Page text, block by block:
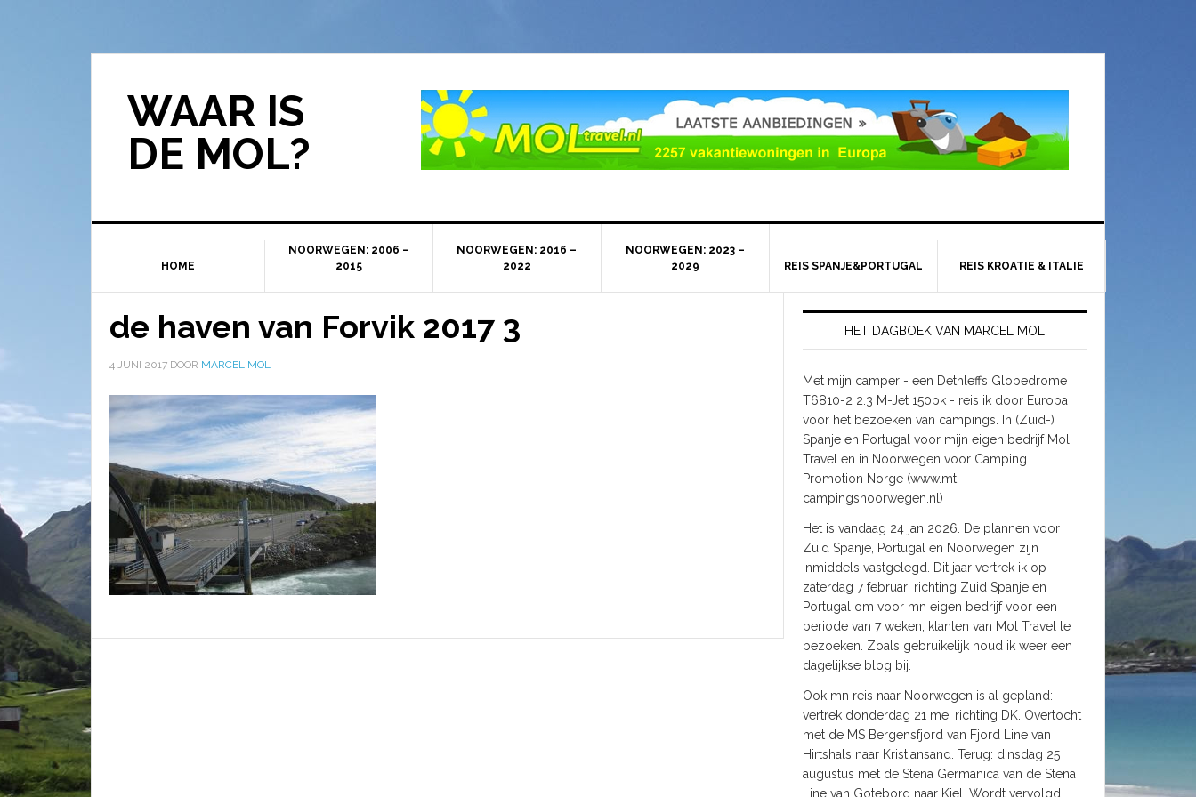
WAAR IS
DE MOL?
HOME
NOORWEGEN: 2006 –
2015
NOORWEGEN: 2016 –
2022
NOORWEGEN: 2023 –
2029
REIS SPANJE&PORTUGAL REIS KROATIE & ITALIE
de haven van Forvik 2017 3
4 JUNI 2017 DOOR MARCEL MOL
HET DAGBOEK VAN MARCEL MOL
Met mijn camper - een Dethleffs Globedrome
T6810-2 2.3 M-Jet 150pk - reis ik door Europa
voor het bezoeken van campings. In (Zuid-)
Spanje en Portugal voor mijn eigen bedrijf Mol
Travel en in Noorwegen voor Camping
Promotion Norge (www.mt-
campingsnoorwegen.nl)
Het is vandaag 24 jan 2026. De plannen voor
Zuid Spanje, Portugal en Noorwegen zijn
inmiddels vastgelegd. Dit jaar vertrek ik op
zaterdag 7 februari richting Zuid Spanje en
Portugal om voor mn eigen bedrijf voor een
periode van 7 weken, klanten van Mol Travel te
bezoeken. Zoals gebruikelijk houd ik weer een
dagelijkse blog bij.
Ook mn reis naar Noorwegen is al gepland:
vertrek donderdag 21 mei richting DK. Overtocht
met de MS Bergensfjord van Fjord Line van
Hirtshals naar Kristiansand. Terug: dinsdag 25
augustus met de Stena Germanica van de Stena
Line van Goteborg naar Kiel. Wordt vervolgd.